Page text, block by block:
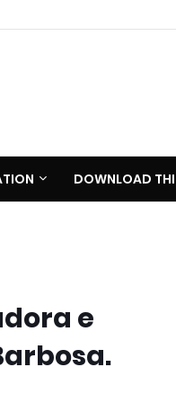
DOWNLOAD
e